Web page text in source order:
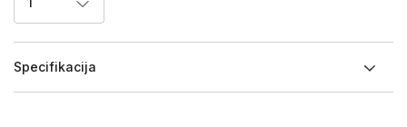
Specifikacija